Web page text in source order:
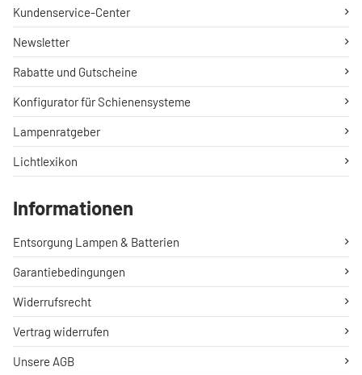
Kundenservice-Center
Newsletter
Rabatte und Gutscheine
Konfigurator für Schienensysteme
Lampenratgeber
Lichtlexikon
Informationen
Entsorgung Lampen & Batterien
Garantiebedingungen
Widerrufsrecht
Vertrag widerrufen
Unsere AGB